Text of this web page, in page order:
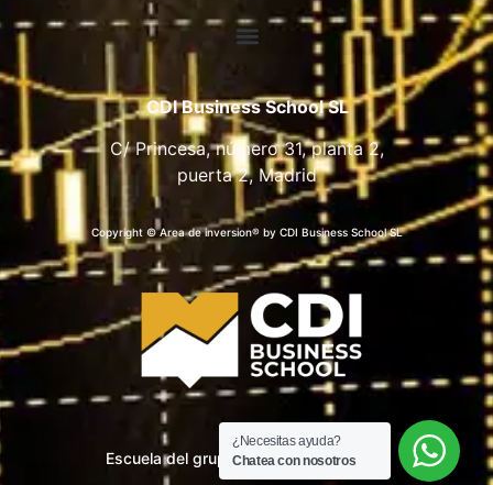
CDI Business School SL
C/ Princesa, número 31, planta 2,
puerta 2, Madrid
Copyright © Area de inversion® by CDI Business School SL
Escuela del grupo CDI Business School
¿Necesitas ayuda?
Chatea con nosotros